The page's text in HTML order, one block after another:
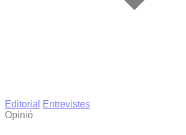
Editorial
Entrevistes
Opinió